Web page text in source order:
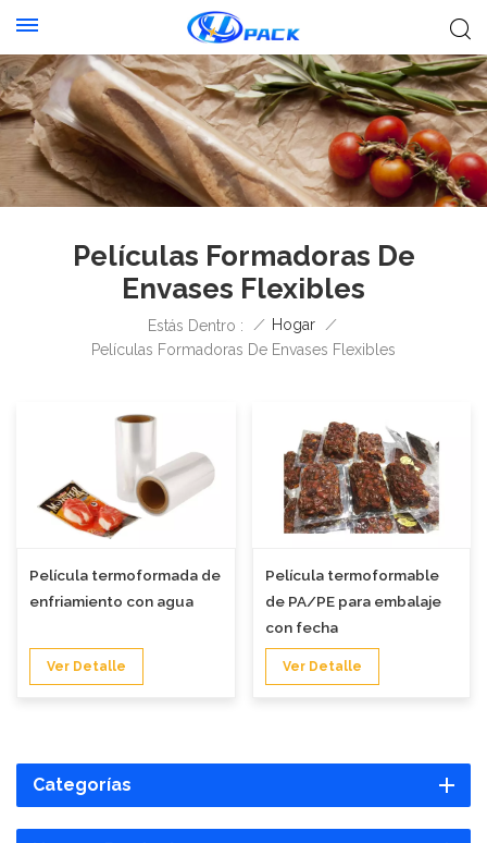
Películas Formadoras De
Envases Flexibles
Estás Dentro : / Hogar
/
Películas Formadoras De Envases Flexibles
Película termoformada de
enfriamiento con agua
Ver Detalle
Película termoformable
de PA/PE para embalaje
con fecha
Ver Detalle
Categorías